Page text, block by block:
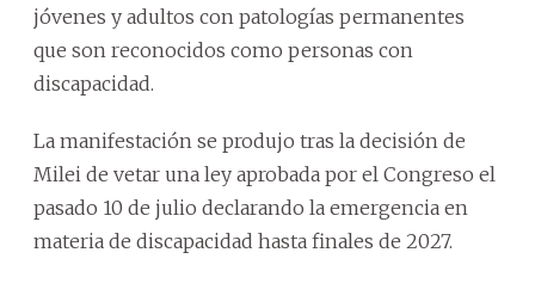
jóvenes y adultos con patologías permanentes
que son reconocidos como personas con
discapacidad.
La manifestación se produjo tras la decisión de
Milei de vetar una ley aprobada por el Congreso el
pasado 10 de julio declarando la emergencia en
materia de discapacidad hasta finales de 2027.